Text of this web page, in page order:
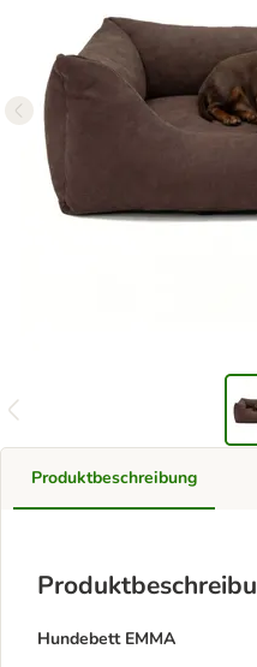
Produktbeschreibung
Hundebett EMMA